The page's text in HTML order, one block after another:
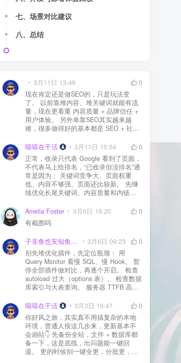
七、场景对比建议
八、总结
3月11日 13:49
0
现在肯定还是做SEO的，只是玩法变
了。 以前靠堆内容、堆关键词就能有流
量，现在更看重 内容质量 + 品牌信任 +
用户体验。 另外单靠SEO其实越来越
难，很多做得好的基本都是 SEO + 社媒
质还是一个长期获客渠道，但不能再当
成唯一渠道了。
嘻嘻在干活 3月11日 10:54
0
正常，收录只代表 Google 看到了页面，
不代表马上给排名，“已收录但没排名”通
常是因为： 关键词竞争大、页面权重
低、内容不够强、页面还比较新。 先继
续优化长尾关键词、内容质量和内链，
Amelia Foster
3月6日 16:20
0
有截图吗
子非鱼也安知鱼之乐 3月6日 09:23
0
别先堆优化插件，先定位瓶颈： 用
Query Monitor 看慢 SQL、慢 Hook。 暂
停全部插件做对比，再逐个开启。 检查
autoload 过大（options 表）。 检查数据
库索引与大表查询。 服务器 TTFB 高就
嘻嘻在干活
3月3日 16:47
0
你好风之旅，其实真不用搞复杂的本地
环境，普通人按这几步来，更新基本不
会崩站👇 先备份全站，文件 + 数据库都
备一下，这是底线，出问题能一键回
退。 更的时候别一键全更，分批更，先